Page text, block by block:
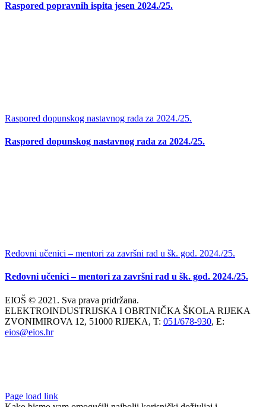
Raspored popravnih ispita jesen 2024./25.
Raspored dopunskog nastavnog rada za 2024./25.
Raspored dopunskog nastavnog rada za 2024./25.
Redovni učenici – mentori za završni rad u šk. god. 2024./25.
Redovni učenici – mentori za završni rad u šk. god. 2024./25.
EIOŠ © 2021. Sva prava pridržana.
ELEKTROINDUSTRIJSKA I OBRTNIČKA ŠKOLA RIJEKA
ZVONIMIROVA 12, 51000 RIJEKA, T: 051/678-930, E:
eios@eios.hr
Page load link